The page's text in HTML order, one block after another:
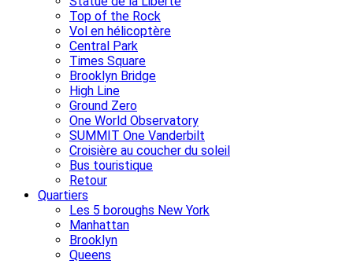
Top of the Rock
Vol en hélicoptère
Central Park
Times Square
Brooklyn Bridge
High Line
Ground Zero
One World Observatory
SUMMIT One Vanderbilt
Croisière au coucher du soleil
Bus touristique
Retour
Quartiers
Les 5 boroughs New York
Manhattan
Brooklyn
Queens